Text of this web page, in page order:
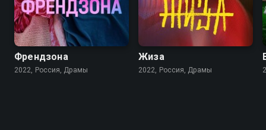
6.9 7.8
Френдзона
2022, Россия, Драмы
7.6 6.1
Жиза
2022, Россия, Драмы